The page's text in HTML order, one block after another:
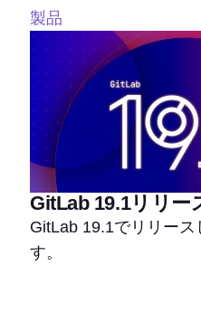
製品
GitLab 19.1リリー
GitLab 19.1でリリー
す。